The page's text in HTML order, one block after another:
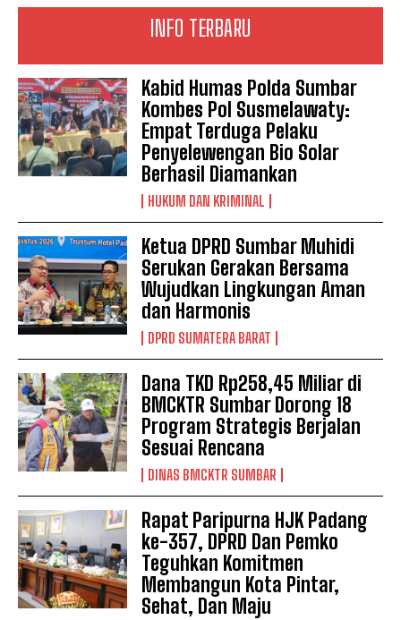
INFO TERBARU
Kabid Humas Polda Sumbar
Kombes Pol Susmelawaty:
Empat Terduga Pelaku
Penyelewengan Bio Solar
Berhasil Diamankan
HUKUM DAN KRIMINAL
Ketua DPRD Sumbar Muhidi
Serukan Gerakan Bersama
Wujudkan Lingkungan Aman
dan Harmonis
DPRD SUMATERA BARAT
Dana TKD Rp258,45 Miliar di
BMCKTR Sumbar Dorong 18
Program Strategis Berjalan
Sesuai Rencana
DINAS BMCKTR SUMBAR
Rapat Paripurna HJK Padang
ke-357, DPRD Dan Pemko
Teguhkan Komitmen
Membangun Kota Pintar,
Sehat, Dan Maju